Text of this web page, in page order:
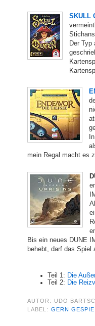
SKULL
Der Typ
mein Regal macht es
Bis ein neues DUNE
behebt, darf das Spiel
Teil 1: Die
Teil 2: Die
AUTOR: UDO
LABEL: GERN